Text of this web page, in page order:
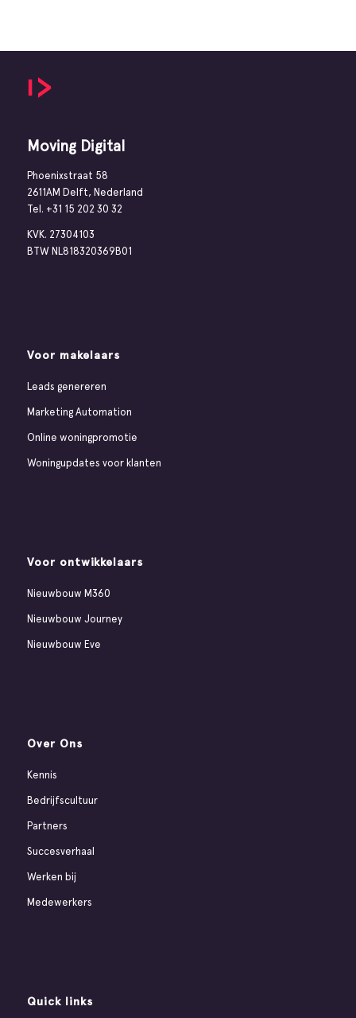
Moving Digital
Phoenixstraat 58
2611AM Delft, Nederland
Tel. +31 15 202 30 32
KVK. 27304103
BTW NL818320369B01
Voor makelaars
Leads genereren
Marketing Automation
Online woningpromotie
Woningupdates voor klanten
Voor ontwikkelaars
Nieuwbouw M360
Nieuwbouw Journey
Nieuwbouw Eve
Over Ons
Kennis
Bedrijfscultuur
Partners
Succesverhaal
Werken bij
Medewerkers
Quick links